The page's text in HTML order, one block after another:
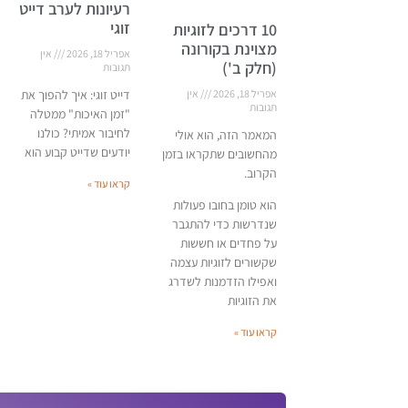
10 דרכים לזוגיות
מצוינת בקורונה
(חלק ב')
אפריל 18, 2026
אין
תגובות
המאמר הזה, הוא אולי
מהחשובים שתקראו בזמן
הקרוב.
הוא טומן בחובו פעולות
שנדרשות כדי להתגבר
על פחדים או חששות
שקשורים לזוגיות עצמה
ואפילו הזדמנות לשדרג
את הזוגיות
קראו עוד »
רעיונות לערב דייט
זוגי
אפריל 18, 2026
אין
תגובות
דייט זוגי: איך להפוך את
"זמן האיכות" ממטלה
לחיבור אמיתי? כולנו
יודעים שדייט קבוע הוא
קראו עוד »